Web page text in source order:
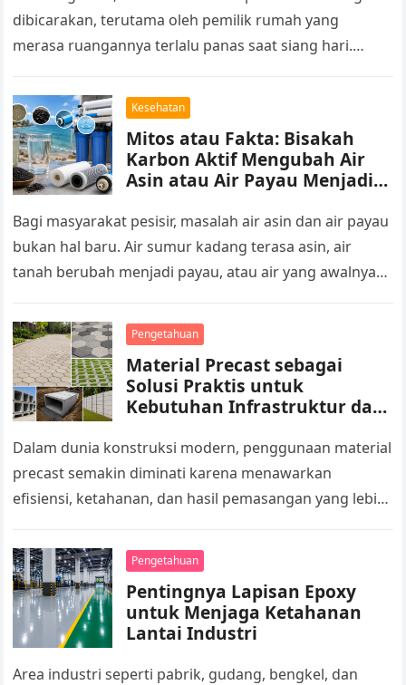
dibicarakan, terutama oleh pemilik rumah yang
merasa ruangannya terlalu panas saat siang hari.
Kesehatan
Mitos atau Fakta: Bisakah
Karbon Aktif Mengubah Air
Asin atau Air Payau Menjadi
Bagi masyarakat pesisir, masalah air asin dan air payau
bukan hal baru. Air sumur kadang terasa asin, air
tanah berubah menjadi payau, atau air yang awalnya
Pengetahuan
Material Precast sebagai
Solusi Praktis untuk
Kebutuhan Infrastruktur dan
Dalam dunia konstruksi modern, penggunaan material
precast semakin diminati karena menawarkan
efisiensi, ketahanan, dan hasil pemasangan yang lebih
lokasi…
Pengetahuan
Pentingnya Lapisan Epoxy
untuk Menjaga Ketahanan
Lantai Industri
Area industri seperti pabrik, gudang, bengkel, dan